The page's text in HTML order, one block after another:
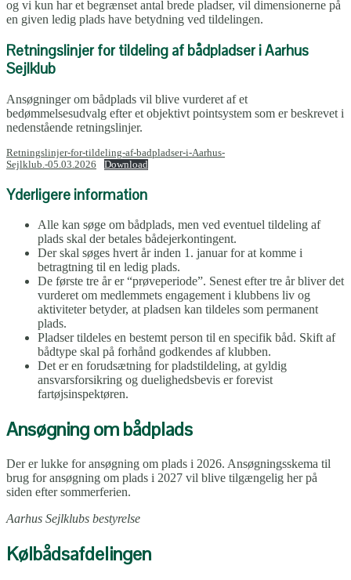
og vi kun har et begrænset antal brede pladser, vil dimensionerne på
en given ledig plads have betydning ved tildelingen.
Retningslinjer for tildeling af bådpladser i Aarhus
Sejlklub
Ansøgninger om bådplads vil blive vurderet af et
bedømmelsesudvalg efter et objektivt pointsystem som er beskrevet i
nedenstående retningslinjer.
Retningslinjer-for-tildeling-af-badpladser-i-Aarhus-
Sejlklub.-05.03.2026
Download
Yderligere information
Alle kan søge om bådplads, men ved eventuel tildeling af
plads skal der betales bådejerkontingent.
Der skal søges hvert år inden 1. januar for at komme i
betragtning til en ledig plads.
De første tre år er “prøveperiode”. Senest efter tre år bliver det
vurderet om medlemmets engagement i klubbens liv og
aktiviteter betyder, at pladsen kan tildeles som permanent
plads.
Pladser tildeles en bestemt person til en specifik båd. Skift af
bådtype skal på forhånd godkendes af klubben.
Det er en forudsætning for pladstildeling, at gyldig
ansvarsforsikring og duelighedsbevis er forevist
fartøjsinspektøren.
Ansøgning om bådplads
Der er lukke for ansøgning om plads i 2026. Ansøgningsskema til
brug for ansøgning om plads i 2027 vil blive tilgængelig her på
siden efter sommerferien.
Aarhus Sejlklubs bestyrelse
Kølbådsafdelingen